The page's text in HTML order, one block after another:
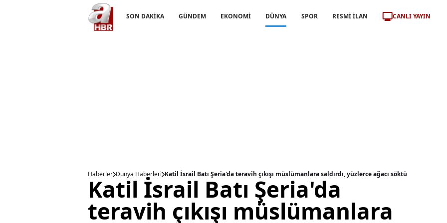
SON DAKİKA GÜNDEM EKONOMİ DÜNYA SPOR RESMİ İLAN CANLI YAYIN
Haberler Dünya Haberleri Katil İsrail Batı Şeria'da teravih çıkışı müslümanlara saldırdı, yüzlerce ağacı söktü
Katil İsrail Batı Şeria'da
teravih çıkışı müslümanlara